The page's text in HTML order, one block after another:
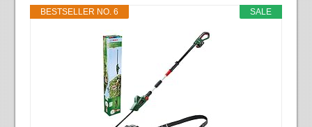
SALE
BESTSELLER NO. 6